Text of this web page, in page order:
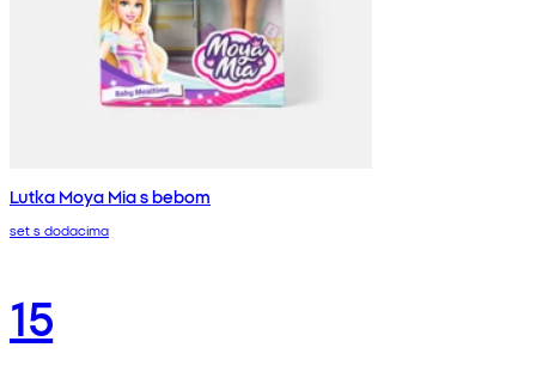
Lutka Moya Mia s bebom
set s dodacima
15